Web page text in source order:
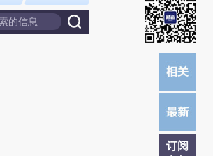
订阅